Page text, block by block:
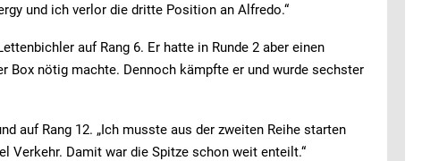
und ich verlor die dritte Position an Alfredo.“
auf Rang 6. Er hatte in Runde 2 aber einen
Box nötig machte. Dennoch kämpfte er und wurde sechster
auf Rang 12. „Ich musste aus der zweiten Reihe starten
Verkehr. Damit war die Spitze schon weit enteilt.“